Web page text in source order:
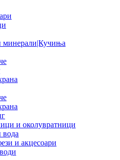
и околувратници
вода
и акцесоари